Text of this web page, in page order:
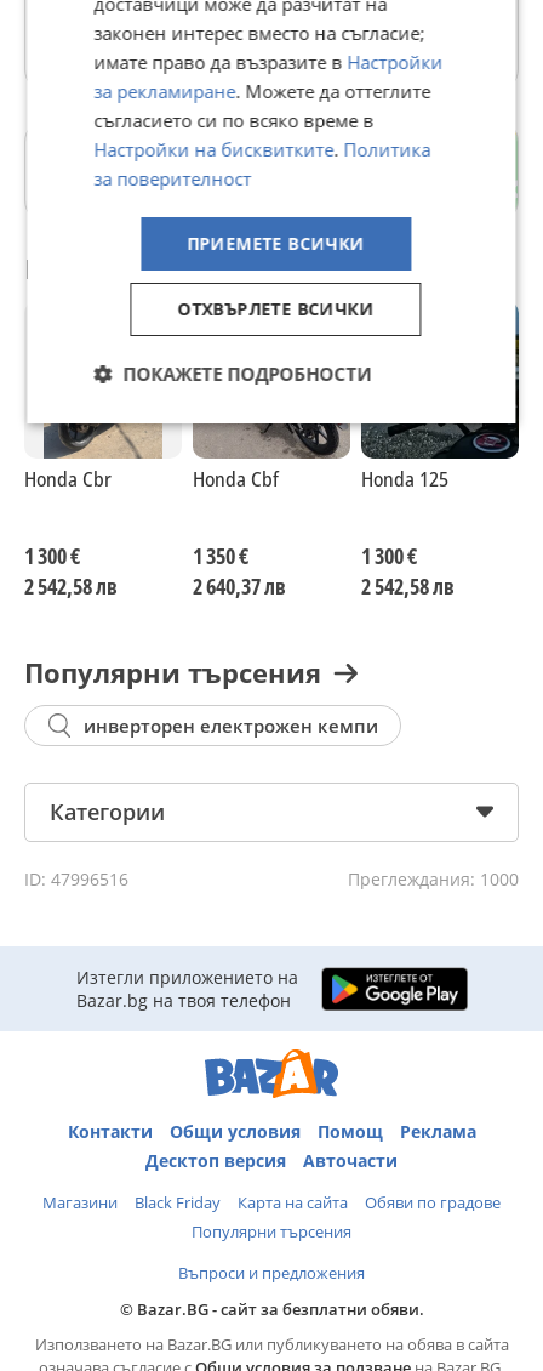
13 Обяви
гр. Несебър
Бургас
Препоръчани за теб
Honda Cbr
1 300 €
2 542,58 лв
Honda Cbf
1 350 €
2 640,37 лв
Honda 125
1 300 €
2 542,58 лв
Популярни търсения
инверторен електрожен кемпи
Категории
ID: 47996516 Преглеждания: 1000
Изтегли приложението на
Bazar.bg на твоя телефон
Контакти Общи условия Помощ
Реклама
Десктоп версия
Авточасти
Магазини Black Friday Карта на сайта
Обяви по градове
Популярни търсения
Въпроси и предложения
© Bazar.BG - сайт за безплатни обяви.
Използването на Bazar.BG или публикуването на обява в сайта
законен интерес вместо на съгласие;
имате право да възразите в Настройки
за рекламиране. Можете да оттеглите
съгласието си по всяко време в
Настройки на бисквитките. Политика
за поверителност
ПРИЕМЕТЕ ВСИЧКИ
ОТХВЪРЛЕТЕ ВСИЧКИ
ПОКАЖЕТЕ ПОДРОБНОСТИ